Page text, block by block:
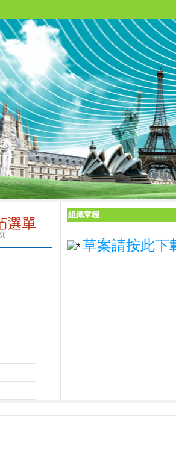
組織章程
草案請按此下